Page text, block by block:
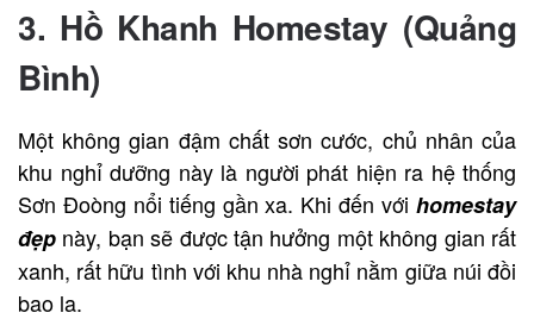
3. Hồ Khanh Homestay (Quảng
Bình)
Một không gian đậm chất sơn cước, chủ nhân của
khu nghỉ dưỡng này là người phát hiện ra hệ thống
Sơn Đoòng nổi tiếng gần xa. Khi đến với homestay
đẹp này, bạn sẽ được tận hưởng một không gian rất
xanh, rất hữu tình với khu nhà nghỉ nằm giữa núi đồi
bao la.